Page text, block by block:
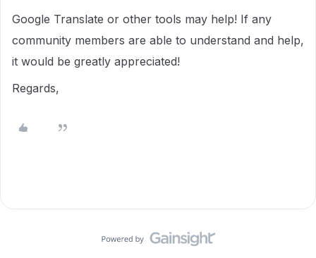
Google Translate or other tools may help! If any
community members are able to understand and help,
it would be greatly appreciated!
Regards,